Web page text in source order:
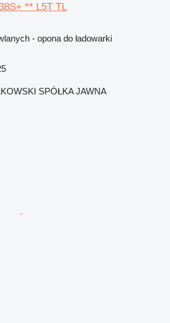
** L5T TL
- opona do ładowarki
SPÓŁKA JAWNA